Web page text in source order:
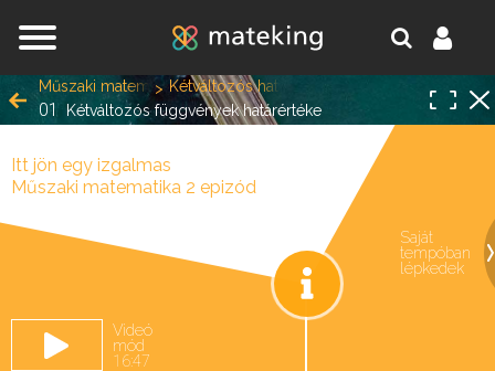
Műszaki matematika 2Kétváltozós határérték és totális
Kétváltozós függvények határértéke
01
Itt jön egy izgalmas
Műszaki matematika 2 epizód
Videó
mód
16:47
Saját
tempóban
lépkedek